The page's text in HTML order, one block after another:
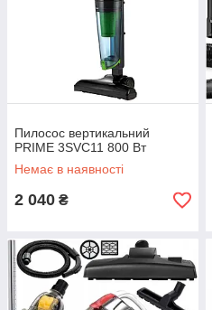
Пилосос вертикальний
PRIME 3SVC11 800 Вт
Немає в наявності
2 040 ₴